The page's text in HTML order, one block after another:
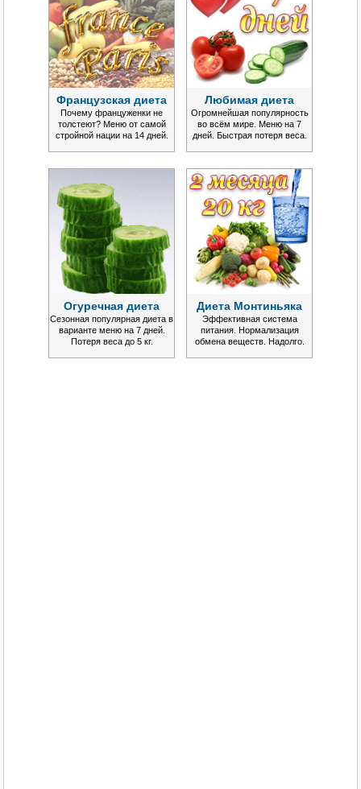
Французская диета
Почему француженки не
толстеют? Меню от самой
стройной нации на 14 дней.
Любимая диета
Огромнейшая популярность
во всём мире. Меню на 7
дней. Быстрая потеря веса.
Огуречная диета
Сезонная популярная диета в
варианте меню на 7 дней.
Потеря веса до 5 кг.
Диета Монтиньяка
Эффективная система
питания. Нормализация
обмена веществ. Надолго.